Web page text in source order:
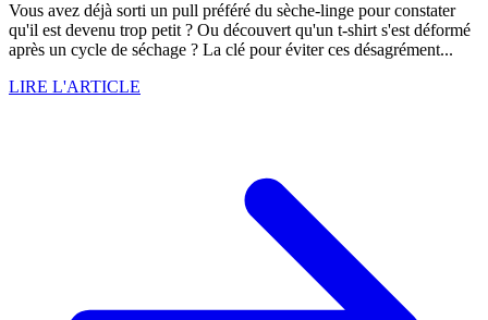
Vous avez déjà sorti un pull préféré du sèche-linge pour constater
qu'il est devenu trop petit ? Ou découvert qu'un t-shirt s'est déformé
après un cycle de séchage ? La clé pour éviter ces désagrément...
LIRE L'ARTICLE